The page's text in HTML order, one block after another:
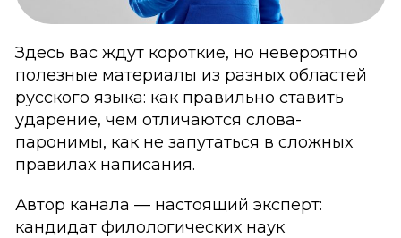
Здесь вас ждут короткие, но невероятно
полезные материалы из разных областей
русского языка: как правильно ставить
ударение, чем отличаются слова-
паронимы, как не запутаться в сложных
правилах написания.
Автор канала — настоящий эксперт:
кандидат филологических наук